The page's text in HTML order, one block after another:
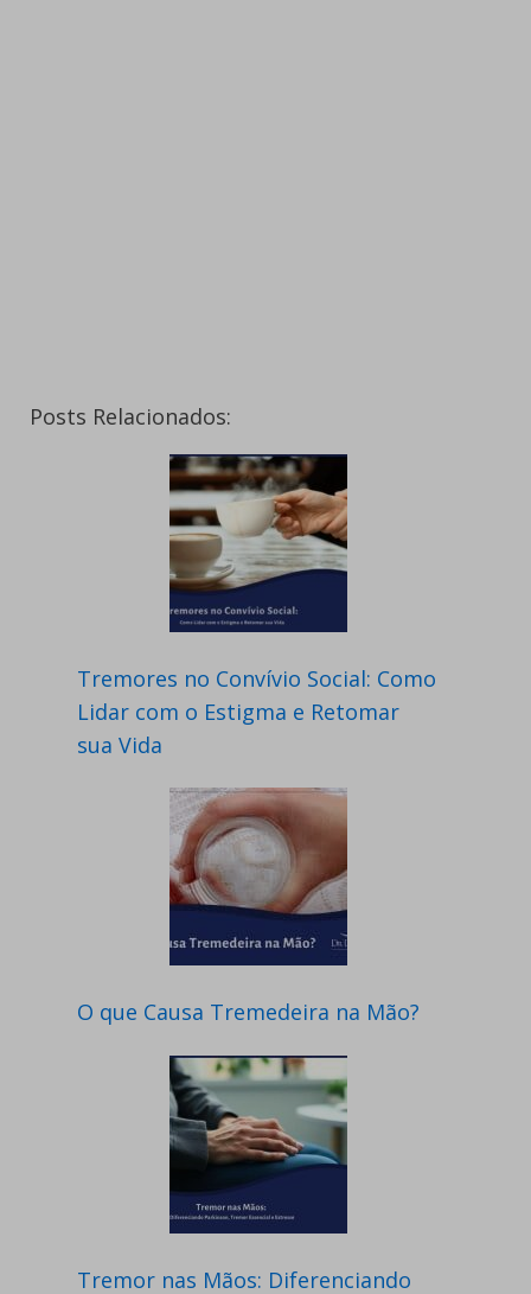
Posts Relacionados:
Tremores no Convívio Social: Como
Lidar com o Estigma e Retomar
sua Vida
O que Causa Tremedeira na Mão?
Tremor nas Mãos: Diferenciando